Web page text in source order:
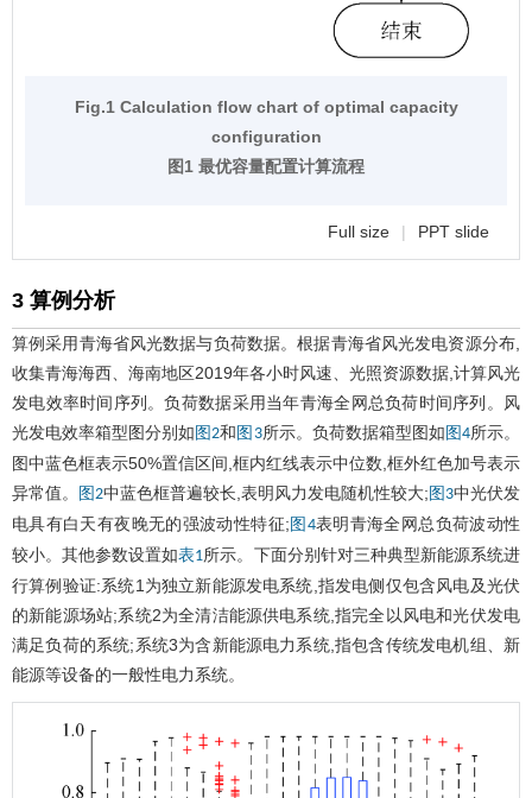
Fig.1 Calculation flow chart of optimal capacity
configuration
图1 最优容量配置计算流程
Full size | PPT slide
3 算例分析
算例采用青海省风光数据与负荷数据。根据青海省风光发电资源分布,
收集青海海西、海南地区2019年各小时风速、光照资源数据,计算风光
发电效率时间序列。负荷数据采用当年青海全网总负荷时间序列。风
光发电效率箱型图分别如 图2和 图3所示。负荷数据箱型图如 图4所示。
图中蓝色框表示50%置信区间,框内红线表示中位数,框外红色加号表示
异常值。
图2中蓝色框普遍较长,表明风力发电随机性较大; 图3中光伏发
电具有白天有夜晚无的强波动性特征; 图4表明青海全网总负荷波动性
较小。其他参数设置如表1所示。下面分别针对三种典型新能源系统进
行算例验证:系统1为独立新能源发电系统,指发电侧仅包含风电及光伏
的新能源场站;系统2为全清洁能源供电系统,指完全以风电和光伏发电
满足负荷的系统;系统3为含新能源电力系统,指包含传统发电机组、新
能源等设备的一般性电力系统。